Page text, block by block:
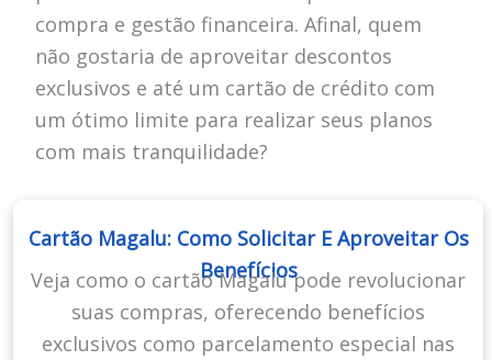
compra e gestão financeira. Afinal, quem
não gostaria de aproveitar descontos
exclusivos e até um cartão de crédito com
um ótimo limite para realizar seus planos
com mais tranquilidade?
Cartão Magalu: Como Solicitar E Aproveitar Os
Benefícios
Veja como o cartão Magalu pode revolucionar
suas compras, oferecendo benefícios
exclusivos como parcelamento especial nas